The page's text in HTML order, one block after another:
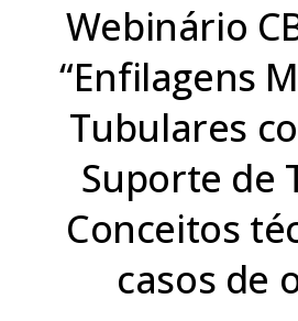
Webinário
“Enfilagens
Tubulares
Suporte de
Conceitos
casos de